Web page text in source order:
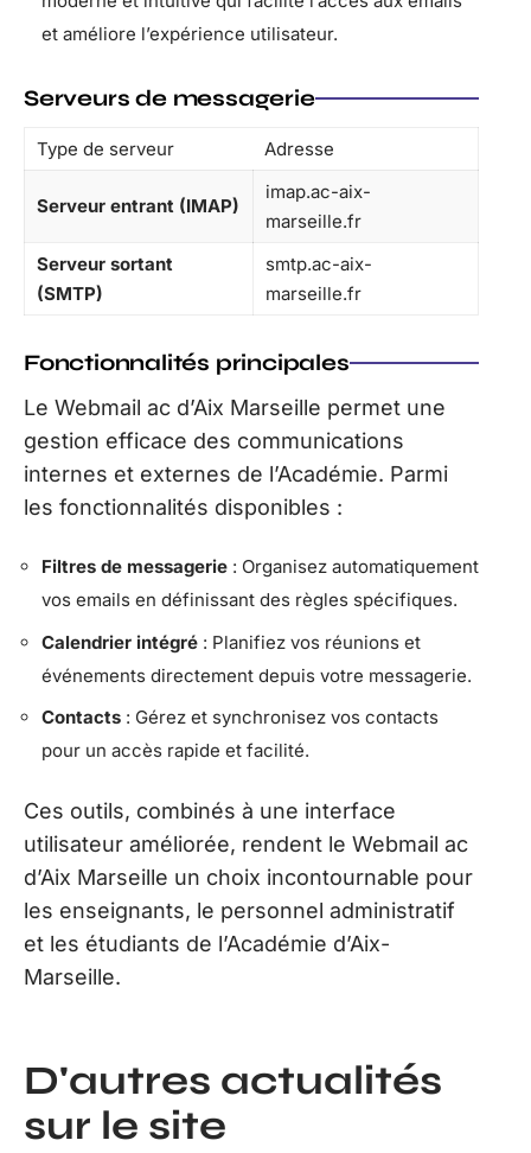
et améliore l’expérience utilisateur.
Serveurs de messagerie
Type de serveur Adresse
Serveur entrant (IMAP)
imap.ac-aix-
marseille.fr
Serveur sortant
(SMTP)
smtp.ac-aix-
marseille.fr
Fonctionnalités principales
Le Webmail ac d’Aix Marseille permet une
gestion efficace des communications
internes et externes de l’Académie. Parmi
les fonctionnalités disponibles :
Filtres de messagerie : Organisez automatiquement
vos emails en définissant des règles spécifiques.
Calendrier intégré : Planifiez vos réunions et
événements directement depuis votre messagerie.
Contacts : Gérez et synchronisez vos contacts
pour un accès rapide et facilité.
Ces outils, combinés à une interface
utilisateur améliorée, rendent le Webmail ac
d’Aix Marseille un choix incontournable pour
les enseignants, le personnel administratif
et les étudiants de l’Académie d’Aix-
Marseille.
D'autres actualités
sur le site